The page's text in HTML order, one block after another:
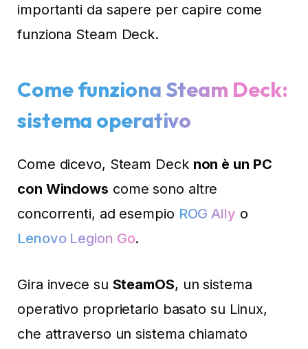
importanti da sapere per capire come
funziona Steam Deck.
Come funziona Steam Deck:
sistema operativo
Come dicevo, Steam Deck non è un PC
con Windows come sono altre
concorrenti, ad esempio ROG Ally o
Lenovo Legion Go.
Gira invece su SteamOS, un sistema
operativo proprietario basato su Linux,
che attraverso un sistema chiamato